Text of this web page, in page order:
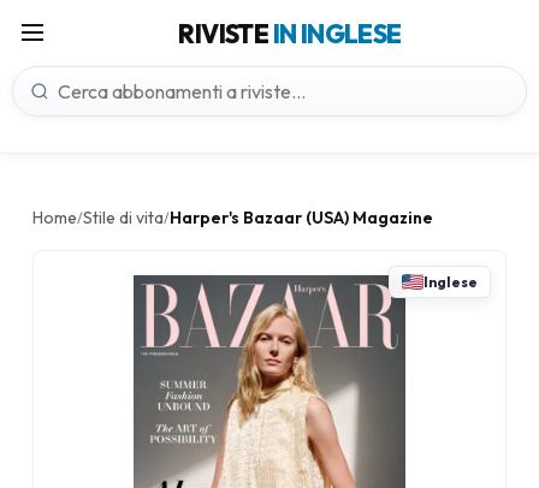
RIVISTEIN INGLESE
Home/Stile di vita/Harper's Bazaar (USA) Magazine
Inglese